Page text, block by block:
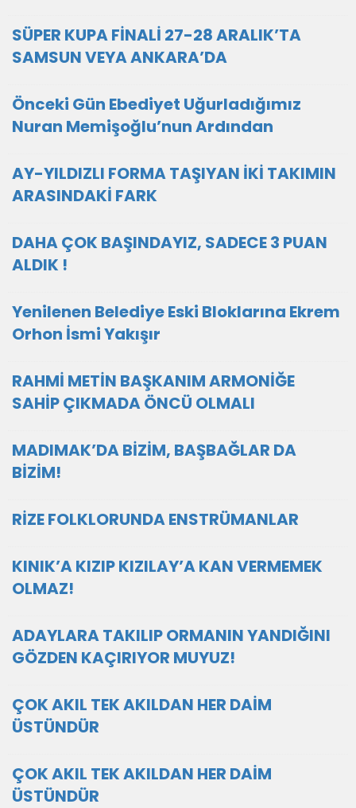
SÜPER KUPA FİNALİ 27-28 ARALIK’TA
SAMSUN VEYA ANKARA’DA
Önceki Gün Ebediyet Uğurladığımız
Nuran Memişoğlu’nun Ardından
AY-YILDIZLI FORMA TAŞIYAN İKİ TAKIMIN
ARASINDAKİ FARK
DAHA ÇOK BAŞINDAYIZ, SADECE 3 PUAN
ALDIK !
Yenilenen Belediye Eski Bloklarına Ekrem
Orhon İsmi Yakışır
RAHMİ METİN BAŞKANIM ARMONİĞE
SAHİP ÇIKMADA ÖNCÜ OLMALI
MADIMAK’DA BİZİM, BAŞBAĞLAR DA
BİZİM!
RİZE FOLKLORUNDA ENSTRÜMANLAR
KINIK’A KIZIP KIZILAY’A KAN VERMEMEK
OLMAZ!
ADAYLARA TAKILIP ORMANIN YANDIĞINI
GÖZDEN KAÇIRIYOR MUYUZ!
ÇOK AKIL TEK AKILDAN HER DAİM
ÜSTÜNDÜR
ÇOK AKIL TEK AKILDAN HER DAİM
ÜSTÜNDÜR